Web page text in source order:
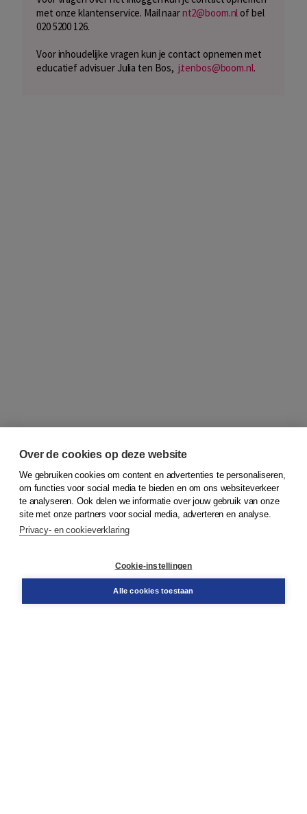
met onze klantenservice. Mail naarnt2@boom.nl of bel
020 5200 126.
Voor inhoudelijke vragen kun je contact opnemen met
educatief advisuer Julia ten Bos, j.tenbos@boom.nl.
© 2026Koninklijke Boom uitgevers
Bestellen
Over de cookies op deze website
We gebruiken cookies om content en advertenties te personaliseren,
om functies voor social media te bieden en om ons websiteverkeer
te analyseren. Ook delen we informatie over jouw gebruik van onze
site met onze partners voor social media, adverteren en analyse.
Privacy- en cookieverklaring
Cookie-instellingen
Alle cookies toestaan